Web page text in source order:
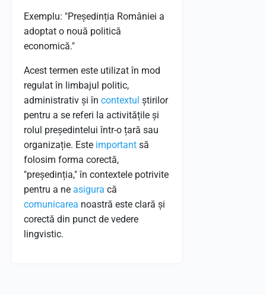
Exemplu: "Președinția României a
adoptat o nouă politică
economică."
Acest termen este utilizat în mod
regulat în limbajul politic,
administrativ și în contextul știrilor
pentru a se referi la activitățile și
rolul președintelui într-o țară sau
organizație. Este important să
folosim forma corectă,
"președinția," în contextele potrivite
pentru a ne asigura că
comunicarea noastră este clară și
corectă din punct de vedere
lingvistic.